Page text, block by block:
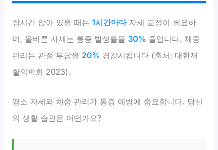
장시간 앉아 있을 때는1시간마다자세 교정이 필요하
며, 올바른 자세는 통증 발생률을 30% 줄입니다. 체중
관리는 관절 부담을 20% 경감시킵니다 (출처: 대한재
활의학회 2023).
평소 자세와 체중 관리가 통증 예방에 중요합니다. 당신
의 생활 습관은 어떤가요?